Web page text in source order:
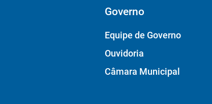
Governo
Equipe de Governo
Ouvidoria
Câmara Municipal